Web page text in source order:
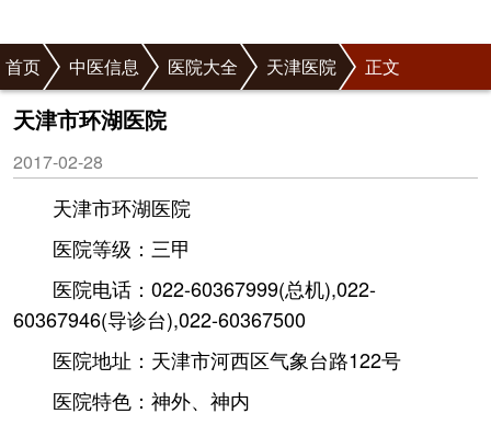
首页 中医信息 医院大全 天津医院 正文
天津市环湖医院
2017-02-28
天津市环湖医院
医院等级：三甲
医院电话：022-60367999(总机),022-
60367946(导诊台),022-60367500
医院地址：天津市河西区气象台路122号
医院特色：神外、神内